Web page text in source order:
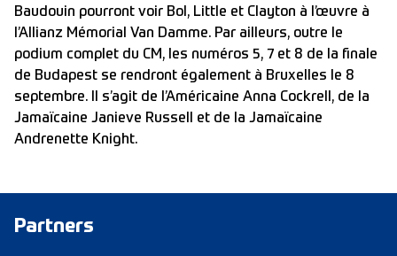
Baudouin pourront voir Bol, Little et Clayton à l’œuvre à
l’Allianz Mémorial Van Damme. Par ailleurs, outre le
podium complet du CM, les numéros 5, 7 et 8 de la finale
de Budapest se rendront également à Bruxelles le 8
septembre. Il s’agit de l’Américaine Anna Cockrell, de la
Jamaïcaine Janieve Russell et de la Jamaïcaine
Andrenette Knight.
Partners